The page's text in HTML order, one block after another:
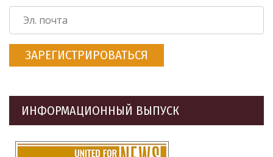
ЗАРЕГИСТРИРОВАТЬСЯ
ИНФОРМАЦИОННЫЙ ВЫПУСК